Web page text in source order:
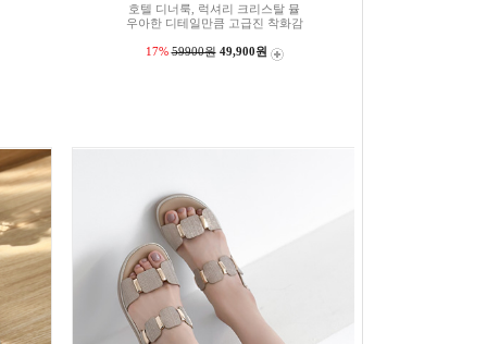
호텔 디너룩, 럭셔리 크리스탈 뮬
우아한 디테일만큼 고급진 착화감
17%59900원 49,900원